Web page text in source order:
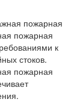
пожарная
к
стоков.
пожарная